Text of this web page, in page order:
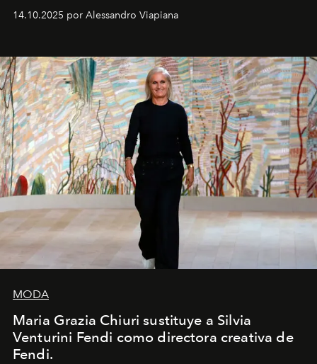
demasiado en cómo me perciben. Creo que es una
pérdida de tiempo", afirma.
14.10.2025 por Alessandro Viapiana
MODA
Maria Grazia Chiuri sustituye a Silvia
Venturini Fendi como directora creativa de
Fendi.